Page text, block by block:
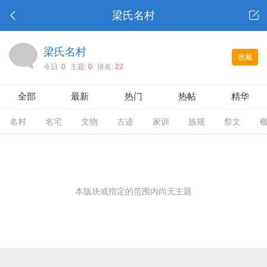
梁氏名村
收藏
梁氏名村
今日: 0 主题: 0 排名: 22
全部 最新 热门 热帖 精华
名村 名宅 文物 古迹 家训 族规 祭文
本版块或指定的范围内尚无主题